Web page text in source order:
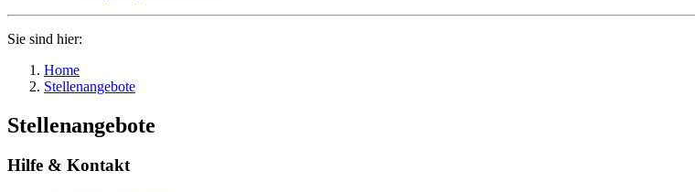
Sie sind hier:
Home
Stellenangebote
Stellenangebote
Hilfe & Kontakt